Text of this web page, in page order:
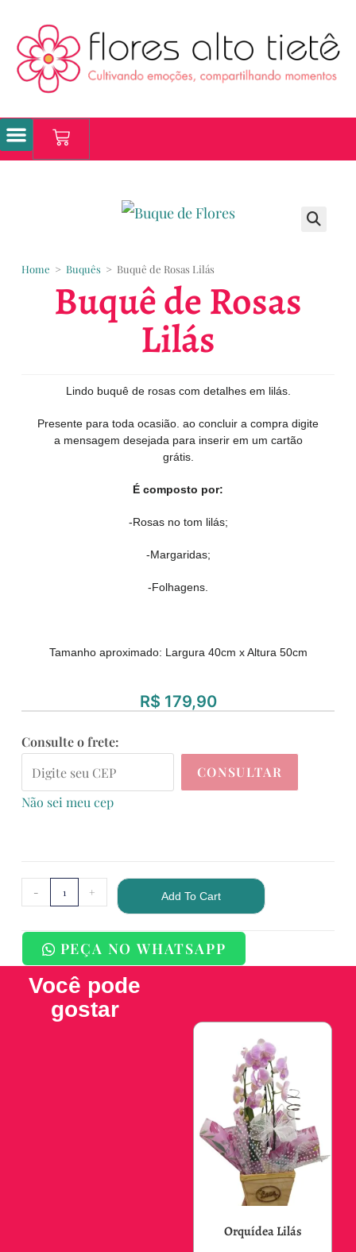
Home > Buquês > Buquê de Rosas Lilás
Buquê de Rosas
Lilás
Lindo buquê de rosas com detalhes em lilás.
Presente para toda ocasião. ao concluir a compra digite
a mensagem desejada para inserir em um cartão
grátis.
É composto por:
-Rosas no tom lilás;
-Margaridas;
-Folhagens.
Tamanho aproximado: Largura 40cm x Altura 50cm
R$ 179,90
Consulte o frete:
CONSULTAR
Não sei meu cep
- + Add To Cart
PEÇA NO WHATSAPP
Você pode
gostar
Orquídea Lilás